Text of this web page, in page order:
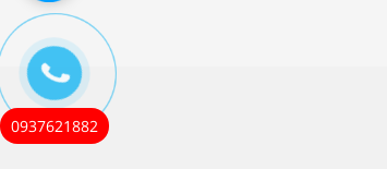
0937621882